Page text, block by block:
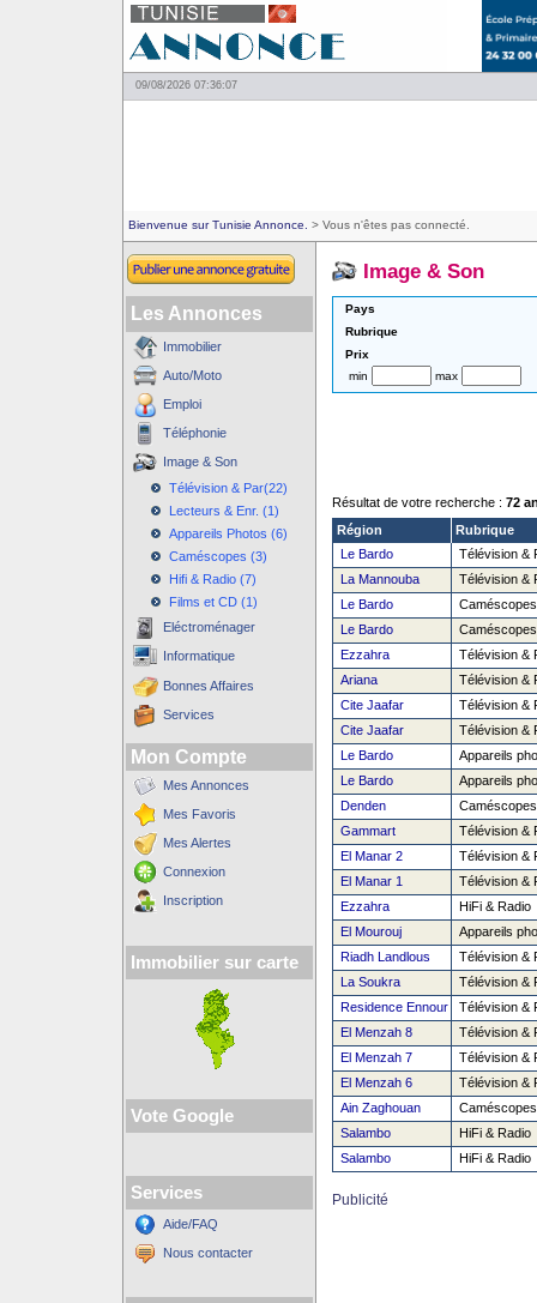
09/08/2026 07:36:07
Bienvenue sur Tunisie Annonce. > Vous n'êtes pas connecté.
Les Annonces
Immobilier
Auto/Moto
Emploi
Téléphonie
Image & Son
Télévision & Par(22)
Lecteurs & Enr. (1)
Appareils Photos (6)
Caméscopes (3)
Hifi & Radio (7)
Films et CD (1)
Eléctroménager
Informatique
Bonnes Affaires
Services
Mon Compte
Mes Annonces
Mes Favoris
Mes Alertes
Connexion
Inscription
Immobilier sur carte
Vote Google
Services
Aide/FAQ
Nous contacter
Image & Son
Pays
Rubrique
Prix
min
max
Résultat de votre recherche : 72
Région
Rubrique
Le Bardo
Télévision &
La Mannouba
Télévision &
Le Bardo
Caméscopes
Le Bardo
Caméscopes
Ezzahra
Télévision &
Ariana
Télévision &
Cite Jaafar
Télévision &
Cite Jaafar
Télévision &
Le Bardo
Appareils
Le Bardo
Appareils
Denden
Caméscopes
Gammart
Télévision &
El Manar 2
Télévision &
El Manar 1
Télévision &
Ezzahra
HiFi & Radio
El Mourouj
Appareils
Riadh Landlous
Télévision &
La Soukra
Télévision &
Residence Ennour
Télévision &
El Menzah 8
Télévision &
El Menzah 7
Télévision &
El Menzah 6
Télévision &
Ain Zaghouan
Caméscopes
Salambo
HiFi & Radio
Salambo
HiFi & Radio
Publicité